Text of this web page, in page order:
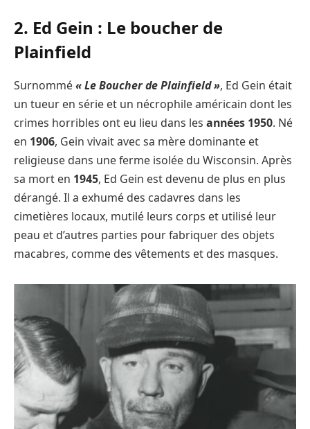
2. Ed Gein : Le boucher de
Plainfield
Surnommé« Le Boucher de Plainfield », Ed Gein était
un tueur en série et un nécrophile américain dont les
crimes horribles ont eu lieu dans les années 1950. Né
en 1906, Gein vivait avec sa mère dominante et
religieuse dans une ferme isolée du Wisconsin. Après
sa mort en 1945, Ed Gein est devenu de plus en plus
dérangé. Il a exhumé des cadavres dans les
cimetières locaux, mutilé leurs corps et utilisé leur
peau et d’autres parties pour fabriquer des objets
macabres, comme des vêtements et des masques.